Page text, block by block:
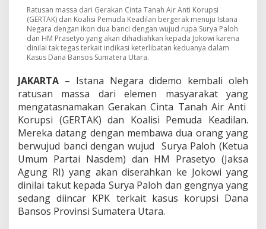
y
a
P
a
l
o
,
J
k
o
w
i
D
i
h
a
d
Ratusan massa dari Gerakan Cinta Tanah Air Anti Korupsi
(GERTAK) dan Koalisi Pemuda Keadilan bergerak menuju Istana
Negara dengan ikon dua banci dengan wujud rupa Surya Paloh
dan HM Prasetyo yang akan dihadiahkan kepada Jokowi karena
dinilai tak tegas terkait indikasi keterlibatan keduanya dalam
Kasus Dana Bansos Sumatera Utara.
JAKARTA – Istana Negara didemo kembali oleh
ratusan massa dari elemen masyarakat yang
mengatasnamakan Gerakan Cinta Tanah Air Anti
Korupsi (GERTAK) dan Koalisi Pemuda Keadilan.
Mereka datang dengan membawa dua orang yang
berwujud banci dengan wujud Surya Paloh (Ketua
Umum Partai Nasdem) dan HM Prasetyo (Jaksa
Agung RI) yang akan diserahkan ke Jokowi yang
dinilai takut kepada Surya Paloh dan gengnya yang
sedang diincar KPK terkait kasus korupsi Dana
Bansos Provinsi Sumatera Utara.